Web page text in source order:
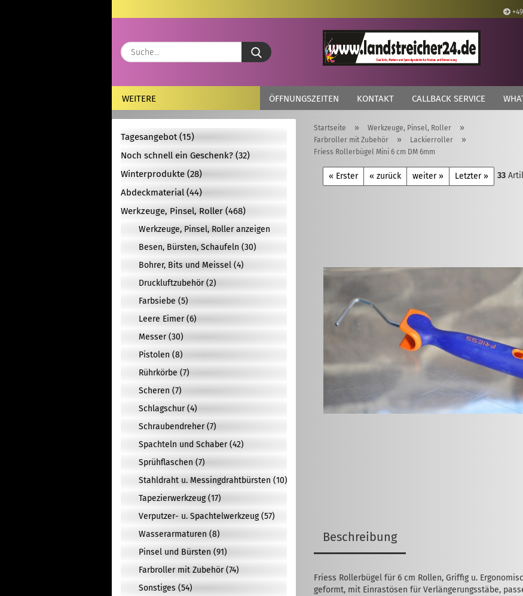
Lieferland
Suche...
ÖFFNUNGSZEITEN KONTAKT CALLBACK SERVICE
WEITERE
Startseite » Werkzeuge, Pinsel, Roller »
Farbroller mit Zubehör » Lackierroller »
Friess Rollerbügel Mini 6 cm DM 6mm
« Erster « zurück weiter » Letzter » 33
Beschreibung
Friess Rollerbügel für 6 cm Rollen, Griffig u.
geformt, mit Einrastösen für Verlängerungsstäbe,
Tagesangebot (15)
Noch schnell ein Geschenk? (32)
Winterprodukte (28)
Abdeckmaterial (44)
Werkzeuge, Pinsel, Roller (468)
Werkzeuge, Pinsel, Roller anzeigen
Besen, Bürsten, Schaufeln (30)
Bohrer, Bits und Meissel (4)
Druckluftzubehör (2)
Farbsiebe (5)
Leere Eimer (6)
Messer (30)
Pistolen (8)
Rührkörbe (7)
Scheren (7)
Schlagschur (4)
Schraubendreher (7)
Spachteln und Schaber (42)
Sprühflaschen (7)
Stahldraht u. Messingdrahtbürsten (10)
Tapezierwerkzeug (17)
Verputzer- u. Spachtelwerkzeug (57)
Wasserarmaturen (8)
Pinsel und Bürsten (91)
Farbroller mit Zubehör (74)
Sonstiges (54)